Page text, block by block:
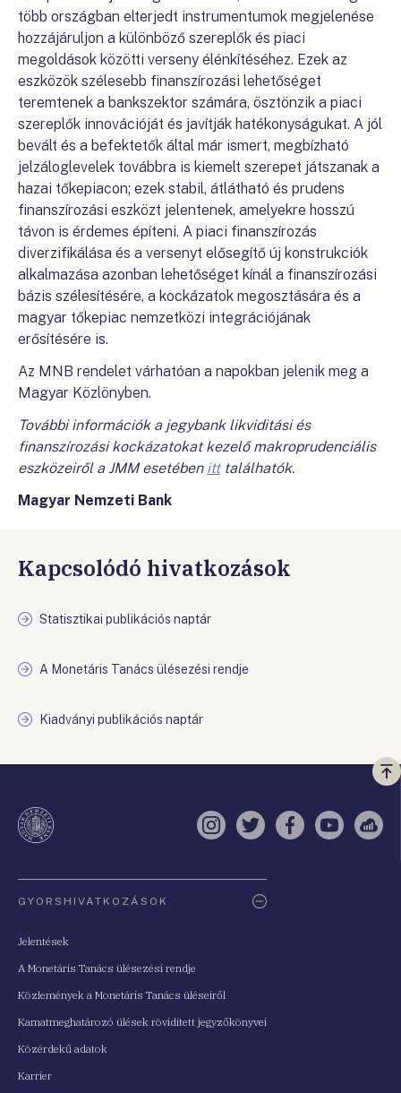
több országban elterjedt instrumentumok megjelenése
hozzájáruljon a különböző szereplők és piaci
megoldások közötti verseny élénkítéséhez. Ezek az
eszközök szélesebb finanszírozási lehetőséget
teremtenek a bankszektor számára, ösztönzik a piaci
szereplők innovációját és javítják hatékonyságukat. A jól
bevált és a befektetők által már ismert, megbízható
jelzáloglevelek továbbra is kiemelt szerepet játszanak a
hazai tőkepiacon; ezek stabil, átlátható és prudens
finanszírozási eszközt jelentenek, amelyekre hosszú
távon is érdemes építeni. A piaci finanszírozás
diverzifikálása és a versenyt elősegítő új konstrukciók
alkalmazása azonban lehetőséget kínál a finanszírozási
bázis szélesítésére, a kockázatok megosztására és a
magyar tőkepiac nemzetközi integrációjának
erősítésére is.
Az MNB rendelet várhatóan a napokban jelenik meg a
Magyar Közlönyben.
További információk a jegybank likviditási és
finanszírozási kockázatokat kezelő makroprudenciális
eszközeiről a JMM esetében itttalálhatók.
Magyar Nemzeti Bank
Kapcsolódó hivatkozások
Statisztikai publikációs naptár
A Monetáris Tanács ülésezési rendje
Kiadványi publikációs naptár
a
Instagram
TwitterFacebook
YouTube
GYORSHIVATKOZÁSOK
Jelentések
A Monetáris Tanács ülésezési rendje
Közlemények a Monetáris Tanács üléseiről
Kamatmeghatározó ülések rövidített jegyzőkönyvei
Közérdekű adatok
Karrier